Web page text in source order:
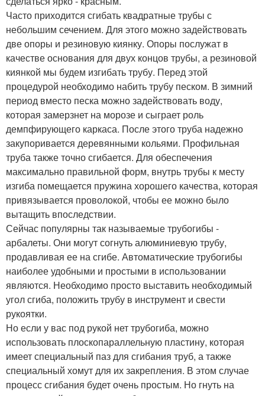
Часто приходится сгибать квадратные трубы с
небольшим сечением. Для этого можно задействовать
две опоры и резиновую киянку. Опоры послужат в
качестве основания для двух концов трубы, а резиновой
киянкой мы будем изгибать трубу. Перед этой
процедурой необходимо набить трубу песком. В зимний
период вместо песка можно задействовать воду,
которая замерзнет на морозе и сыграет роль
демпфирующего каркаса. После этого труба надежно
закупоривается деревянными кольями. Профильная
труба также точно сгибается. Для обеспечения
максимально правильной форм, внутрь трубы к месту
изгиба помещается пружина хорошего качества, которая
привязывается проволокой, чтобы ее можно было
вытащить впоследствии.
Сейчас популярны так называемые трубогибы -
арбалеты. Они могут согнуть алюминиевую трубу,
продавливая ее на сгибе. Автоматические трубогибы
наиболее удобными и простыми в использовании
являются. Необходимо просто выставить необходимый
угол сгиба, положить трубу в инструмент и свести
рукоятки.
Но если у вас под рукой нет трубогиба, можно
использовать плоскопараллельную пластину, которая
имеет специальный паз для сгибания труб, а также
специальный хомут для их закрепления. В этом случае
процесс сгибания будет очень простым. Но гнуть на